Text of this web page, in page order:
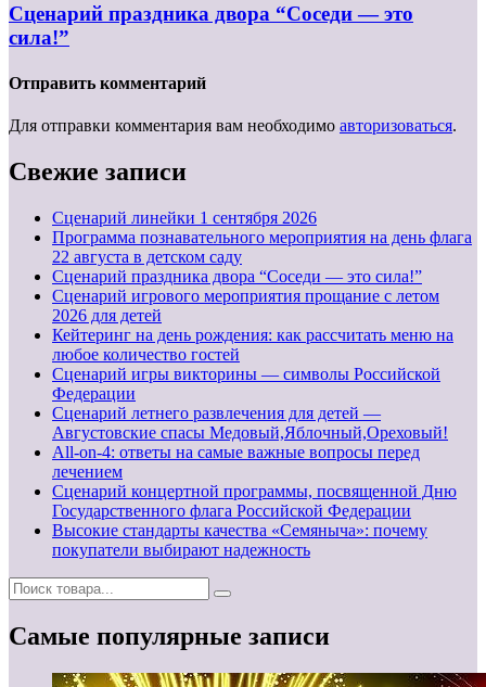
Сценарий праздника двора “Соседи — это
сила!”
Отправить комментарий
Для отправки комментария вам необходимо авторизоваться.
Свежие записи
Cценарий линейки 1 сентября 2026
Программа познавательного мероприятия на день флага
22 августа в детском саду
Сценарий праздника двора “Соседи — это сила!”
Сценарий игрового мероприятия прощание с летом
2026 для детей
Кейтеринг на день рождения: как рассчитать меню на
любое количество гостей
Сценарий игры викторины — символы Российской
Федерации
Сценарий летнего развлечения для детей —
Августовские спасы Медовый,Яблочный,Ореховый!
All-on-4: ответы на самые важные вопросы перед
лечением
Сценарий концертной программы, посвященной Дню
Государственного флага Российской Федерации
Высокие стандарты качества «Семяныча»: почему
покупатели выбирают надежность
Самые популярные записи